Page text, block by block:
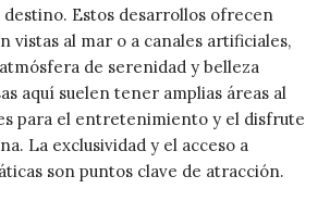
destino. Estos desarrollos ofrecen
vistas al mar o a canales artificiales,
de serenidad y belleza
aquí suelen tener amplias áreas al
para el entretenimiento y el disfrute
La exclusividad y el acceso a
son puntos clave de atracción.